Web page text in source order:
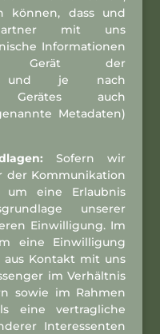
können, dass und
mit uns
Informationen
Gerät der
und je nach
Gerätes auch
Metadaten)
Sofern wir
der Kommunikation
eine Erlaubnis
unserer
Einwilligung. Im
eine Einwilligung
Kontakt mit uns
im Verhältnis
sowie im Rahmen
eine vertragliche
Interessenten